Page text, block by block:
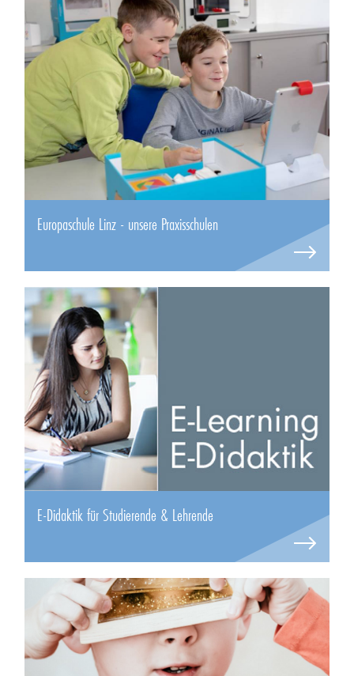
Europaschule Linz - unsere Praxisschulen
E-Didaktik für Studierende & Lehrende